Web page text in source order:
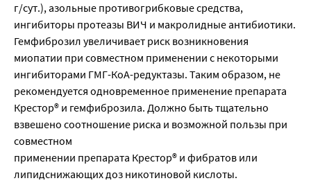
г/сут.), азольные противогрибковые средства,
ингибиторы протеазы ВИЧ и макролидные антибиотики.
Гемфиброзил увеличивает риск возникновения
миопатии при совместном применении с некоторыми
ингибиторами ГМГ-КоА-редуктазы. Таким образом, не
рекомендуется одновременное применение препарата
Крестор® и гемфиброзила. Должно быть тщательно
взвешено соотношение риска и возможной пользы при
совместном
применении препарата Крестор® и фибратов или
липидснижающих доз никотиновой кислоты.